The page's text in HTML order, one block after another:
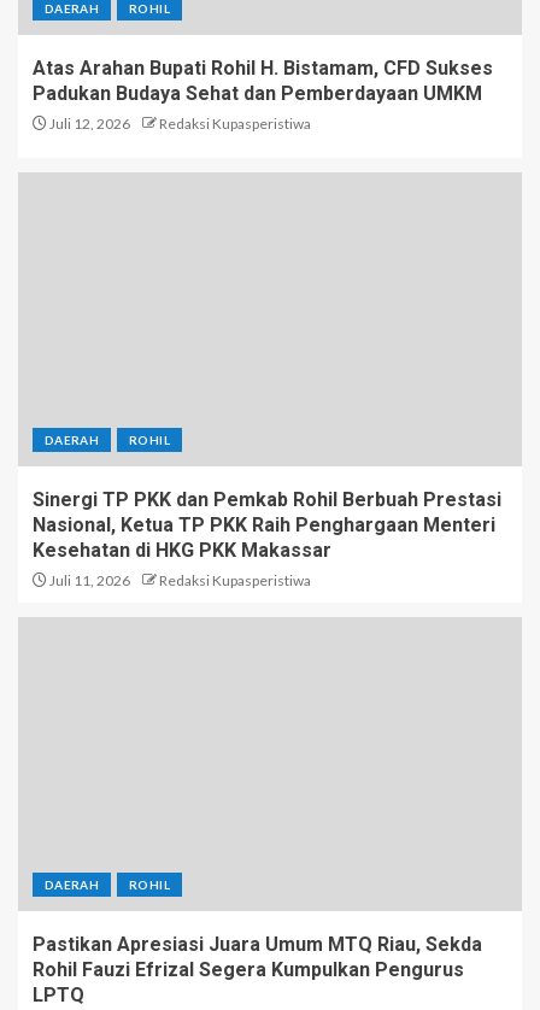
DAERAH ROHIL
Atas Arahan Bupati Rohil H. Bistamam, CFD Sukses
Padukan Budaya Sehat dan Pemberdayaan UMKM
Juli 12, 2026 Redaksi Kupasperistiwa
DAERAH ROHIL
Sinergi TP PKK dan Pemkab Rohil Berbuah Prestasi
Nasional, Ketua TP PKK Raih Penghargaan Menteri
Kesehatan di HKG PKK Makassar
Juli 11, 2026 Redaksi Kupasperistiwa
DAERAH ROHIL
Pastikan Apresiasi Juara Umum MTQ Riau, Sekda
Rohil Fauzi Efrizal Segera Kumpulkan Pengurus
LPTQ